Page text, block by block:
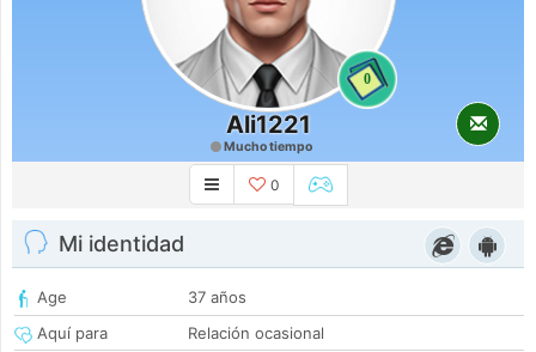
0
Ali1221
Mucho tiempo
0
Mi identidad
Age
37 años
Aquí para
Relación ocasional